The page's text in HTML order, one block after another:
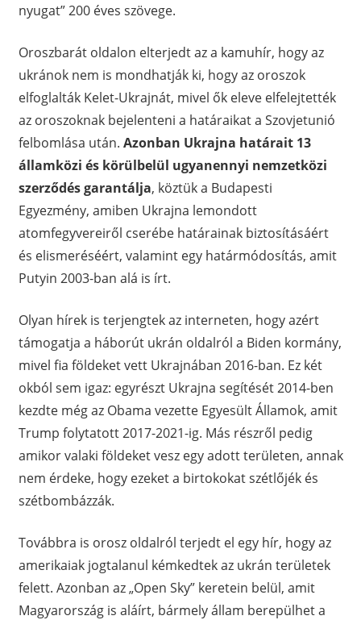
nyugat” 200 éves szövege.
Oroszbarát oldalon elterjedt az a kamuhír, hogy az
ukránok nem is mondhatják ki, hogy az oroszok
elfoglalták Kelet-Ukrajnát, mivel ők eleve elfelejtették
az oroszoknak bejelenteni a határaikat a Szovjetunió
felbomlása után. Azonban Ukrajna határait 13
államközi és körülbelül ugyanennyi nemzetközi
szerződés garantálja, köztük a Budapesti
Egyezmény, amiben Ukrajna lemondott
atomfegyvereiről cserébe határainak biztosításáért
és elismeréséért, valamint egy határmódosítás, amit
Putyin 2003-ban alá is írt.
Olyan hírek is terjengtek az interneten, hogy azért
támogatja a háborút ukrán oldalról a Biden kormány,
mivel fia földeket vett Ukrajnában 2016-ban. Ez két
okból sem igaz: egyrészt Ukrajna segítését 2014-ben
kezdte még az Obama vezette Egyesült Államok, amit
Trump folytatott 2017-2021-ig. Más részről pedig
amikor valaki földeket vesz egy adott területen, annak
nem érdeke, hogy ezeket a birtokokat szétlőjék és
szétbombázzák.
Továbbra is orosz oldalról terjedt el egy hír, hogy az
amerikaiak jogtalanul kémkedtek az ukrán területek
felett. Azonban az „Open Sky” keretein belül, amit
Magyarország is aláírt, bármely állam berepülhet a